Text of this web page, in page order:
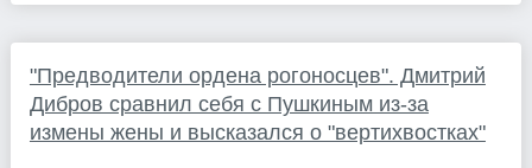
"Предводители ордена рогоносцев". Дмитрий
Дибров сравнил себя с Пушкиным из-за
измены жены и высказался о "вертихвостках"